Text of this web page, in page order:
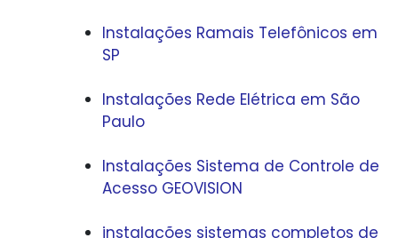
Instalações Ramais Telefônicos em
SP
Instalações Rede Elétrica em São
Paulo
Instalações Sistema de Controle de
Acesso GEOVISION
instalações sistemas completos de